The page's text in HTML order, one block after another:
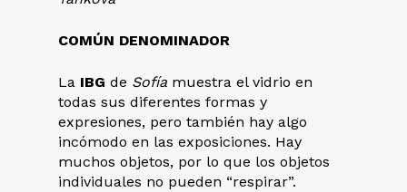
COMÚN DENOMINADOR
La IBG de Sofía muestra el vidrio en
todas sus diferentes formas y
expresiones, pero también hay algo
incómodo en las exposiciones. Hay
muchos objetos, por lo que los objetos
individuales no pueden “respirar”.